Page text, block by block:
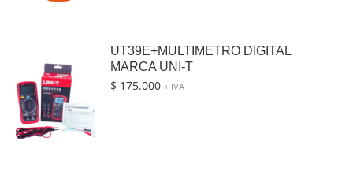
UT39E+MULTIMETRO DIGITAL
MARCA UNI-T
$ 175.000 + IVA